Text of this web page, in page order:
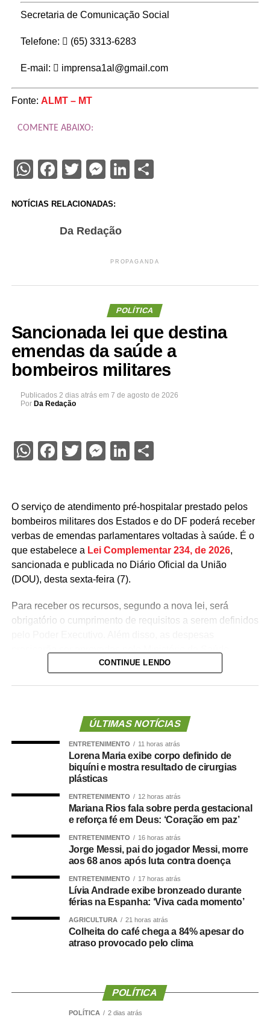
Secretaria de Comunicação Social
Telefone: (65) 3313-6283
E-mail: imprensa1al@gmail.com
Fonte: ALMT – MT
COMENTE ABAIXO:
WhatsApp
Facebook
Twitter
Messenger
LinkedIn
Share
NOTÍCIAS RELACIONADAS:
Da Redação
PROPAGANDA
POLÍTICA
Sancionada lei que destina
emendas da saúde a
bombeiros militares
Publicados 2 dias atrás em 7 de agosto de 2026
Por Da Redação
WhatsApp
Facebook
Twitter
Messenger
LinkedIn
Share
O serviço de atendimento pré-hospitalar prestado pelos
bombeiros militares dos Estados e do DF poderá receber
verbas de emendas parlamentares voltadas à saúde. É o
que estabelece a Lei Complementar 234, de 2026,
sancionada e publicada no Diário Oficial da União
(DOU), desta sexta-feira (7).
Para receber os recursos, segundo a nova lei, será
obrigatório o cumprimento de requisitos a serem definidos
A lei proíbe o uso dessas emendas para pagamento de
não seja relativo ao atendimento pré-hospitalar.
Com origem noProjeto de Lei Complementar (PLP)
, de autoria do deputado Guilherme Derrite (PP-
SP), a matéria foiaprovada no Senado em julho
citação da Agência Senado)
COMENTE ABAIXO:
WhatsApp
Facebook
Twitter
Messenger
LinkedIn
Share
CONTINUE LENDO
ÚLTIMAS NOTÍCIAS
ENTRETENIMENTO 11 horas atrás
Lorena Maria exibe corpo definido de
biquíni e mostra resultado de cirurgias
plásticas
ENTRETENIMENTO 12 horas atrás
Mariana Rios fala sobre perda gestacional
e reforça fé em Deus: ‘Coração em paz’
ENTRETENIMENTO 16 horas atrás
Jorge Messi, pai do jogador Messi, morre
aos 68 anos após luta contra doença
ENTRETENIMENTO 17 horas atrás
Lívia Andrade exibe bronzeado durante
férias na Espanha: ‘Viva cada momento’
AGRICULTURA 21 horas atrás
Colheita do café chega a 84% apesar do
atraso provocado pelo clima
POLÍTICA
POLÍTICA 2 dias atrás